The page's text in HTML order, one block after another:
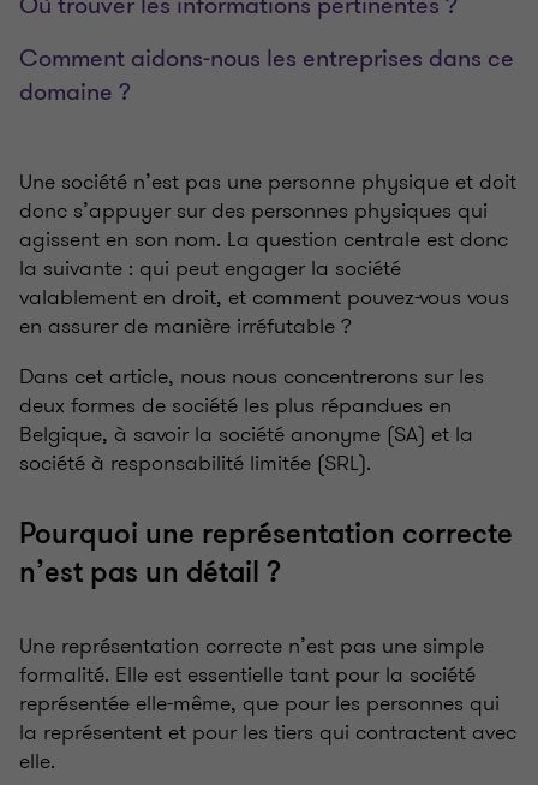
Comment aidons-nous les entreprises dans ce
domaine ?
Une société n’est pas une personne physique et doit
donc s’appuyer sur des personnes physiques qui
agissent en son nom. La question centrale est donc
la suivante : qui peut engager la société
valablement en droit, et comment pouvez-vous vous
en assurer de manière irréfutable ?
Dans cet article, nous nous concentrerons sur les
deux formes de société les plus répandues en
Belgique, à savoir la société anonyme (SA) et la
société à responsabilité limitée (SRL).
Pourquoi une représentation correcte
n’est pas un détail ?
Une représentation correcte n’est pas une simple
formalité. Elle est essentielle tant pour la société
représentée elle-même, que pour les personnes qui
la représentent et pour les tiers qui contractent avec
elle.